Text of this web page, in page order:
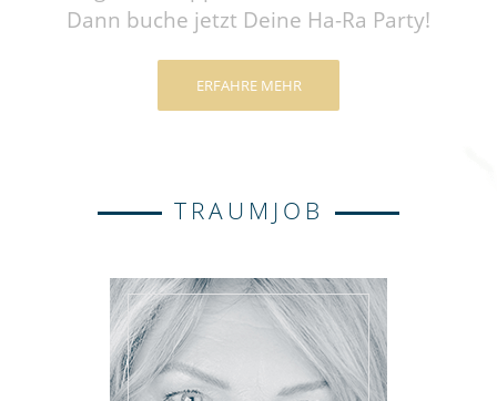
Dann buche jetzt Deine Ha-Ra Party!
ERFAHRE MEHR
TRAUMJOB